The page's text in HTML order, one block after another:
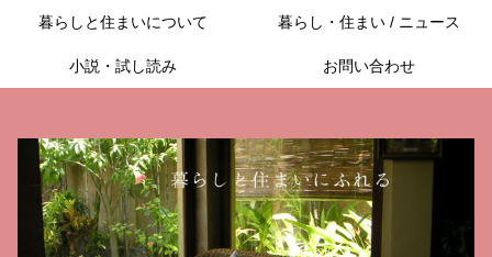
暮らしと住まいについて 暮らし・住まい / ニュース
小説・試し読み お問い合わせ